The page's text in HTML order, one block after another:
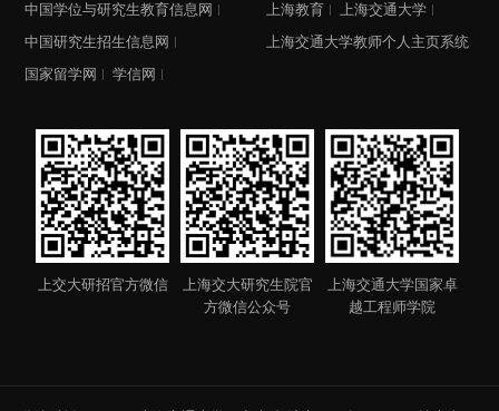
中国学位与研究生教育信息网
中国研究生招生信息网
国家留学网
学信网
上海教育
上海交通大学
上海交通大学教师个人主页系统
上交大研招官方微信
上海交大研究生院官
方微信公众号
上海交通大学国家卓
越工程师学院